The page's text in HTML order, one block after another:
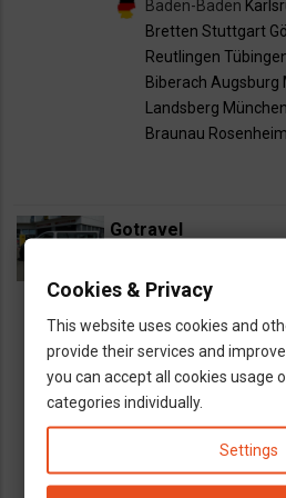
Baden-Baden
Bretten Stuttgart
Reutlingen
Biberach Augsburg
Landsberg München
Braunau Rosenheim
Gotravel
CSÜTÖRTÖK
Kalocsa
Tatabánya
Cookies & Privacy
This website uses cookies and
provide their services and
you can accept all cookies usage
categories individually.
Settings